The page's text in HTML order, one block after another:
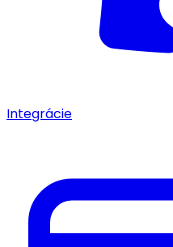
Integrácie